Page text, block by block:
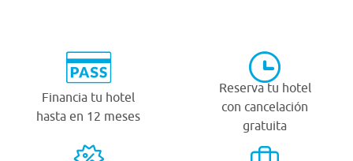
Financia tu hotel
hasta en 12 meses
Reserva tu hotel
con cancelación
gratuita